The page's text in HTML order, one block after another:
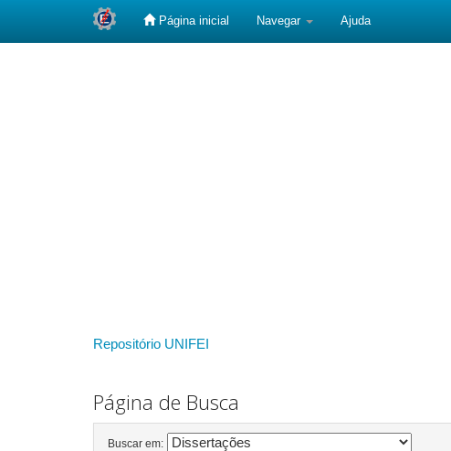
Página inicial Navegar Ajuda
Repositório UNIFEI
Página de Busca
Buscar em: